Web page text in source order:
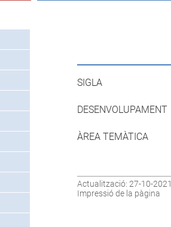
SIGLA
DESENVOLUPAMENT
ÀREA TEMÀTICA
Actualització: 27-10-2021
Impressió de la pàgina